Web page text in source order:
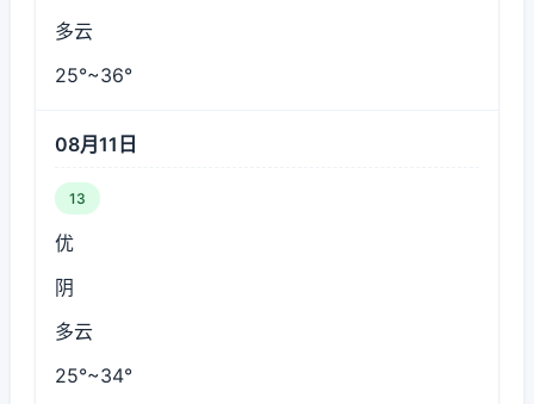
多云
25°~36°
08月11日
13
优
阴
多云
25°~34°